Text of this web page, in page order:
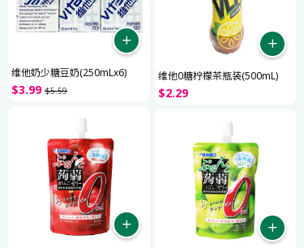
维他奶少糖豆奶(250mLx6)
$3.99 $5.59
维他0糖柠檬茶瓶装(500mL)
$2.29